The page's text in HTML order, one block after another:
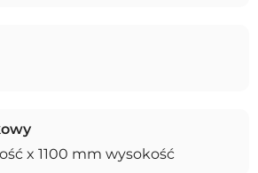
x 1100 mm wysokość